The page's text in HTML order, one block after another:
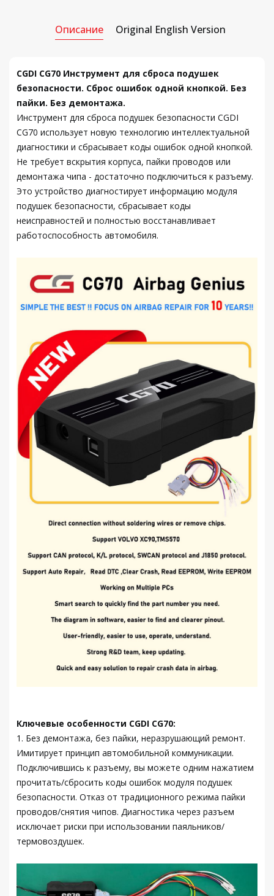
Описание Original English Version
CGDI CG70 Инструмент для сброса подушек
безопасности. Сброс ошибок одной кнопкой. Без
пайки. Без демонтажа.
Инструмент для сброса подушек безопасности CGDI
CG70 использует новую технологию интеллектуальной
диагностики и сбрасывает коды ошибок одной кнопкой.
Не требует вскрытия корпуса, пайки проводов или
демонтажа чипа - достаточно подключиться к разъему.
Это устройство диагностирует информацию модуля
подушек безопасности, сбрасывает коды
неисправностей и полностью восстанавливает
работоспособность автомобиля.
Ключевые особенности CGDI CG70:
1. Без демонтажа, без пайки, неразрушающий ремонт.
Имитирует принцип автомобильной коммуникации.
Подключившись к разъему, вы можете одним нажатием
прочитать/сбросить коды ошибок модуля подушек
безопасности. Отказ от традиционного режима пайки
проводов/снятия чипов. Диагностика через разъем
исключает риски при использовании паяльников/
термовоздушек.